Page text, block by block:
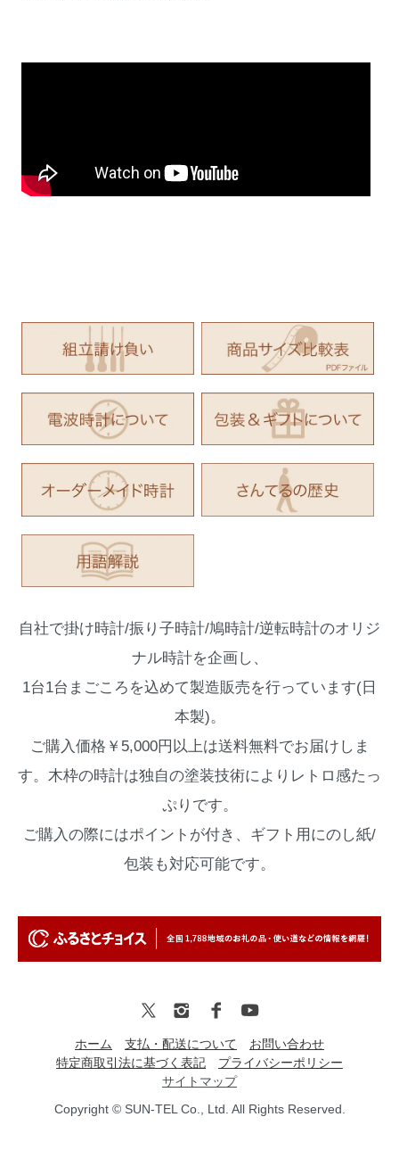
自社で掛け時計/振り子時計/鳩時計/逆転時計のオリジ
ナル時計を企画し、
1台1台まごころを込めて製造販売を行っています(日
本製)。
ご購入価格￥5,000円以上は送料無料でお届けしま
す。木枠の時計は独自の塗装技術によりレトロ感たっ
ぷりです。
ご購入の際にはポイントが付き、ギフト用にのし紙/
包装も対応可能です。
ホーム 支払・配送について
お問い合わせ
特定商取引法に基づく表記
プライバシーポリシー
サイトマップ
Copyright © SUN-TEL Co., Ltd. All Rights Reserved.